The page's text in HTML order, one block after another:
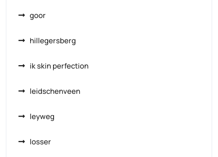
goor
hillegersberg
ik skin perfection
leidschenveen
leyweg
losser